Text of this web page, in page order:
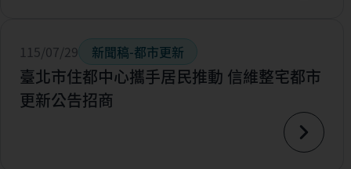
115/07/29 新聞稿-都市更新
臺北市住都中心攜手居民推動 信維整宅都市
更新公告招商